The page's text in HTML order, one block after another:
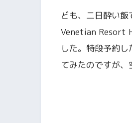
ども、二日酔い
Venetian Resort
した。特段予約
てみたのですが